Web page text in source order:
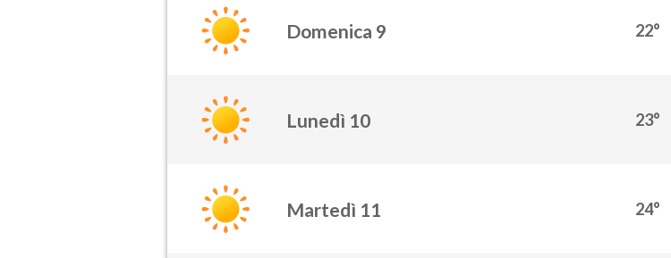
Domenica 9 22°
Lunedì 10 23°
Martedì 11 24°